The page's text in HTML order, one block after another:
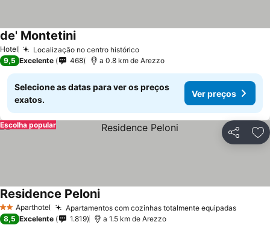
Hotel Localização no centro histórico
de' Montetini
9,5 Excelente 468 a 0.8 km de Arezzo
Selecione as datas para ver os preços
exatos.
Ver preços
Partilhar
Escolha popular
2 EstrelasAparthotel Apartamentos com cozinhas totalmente equipadas
Residence Peloni
8,5 Excelente 1.819 a 1.5 km de Arezzo